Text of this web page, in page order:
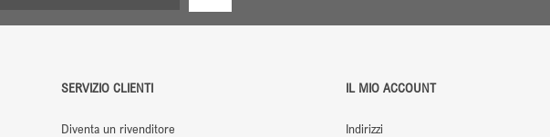
SERVIZIO CLIENTI
Diventa un rivenditore
IL MIO ACCOUNT
Indirizzi